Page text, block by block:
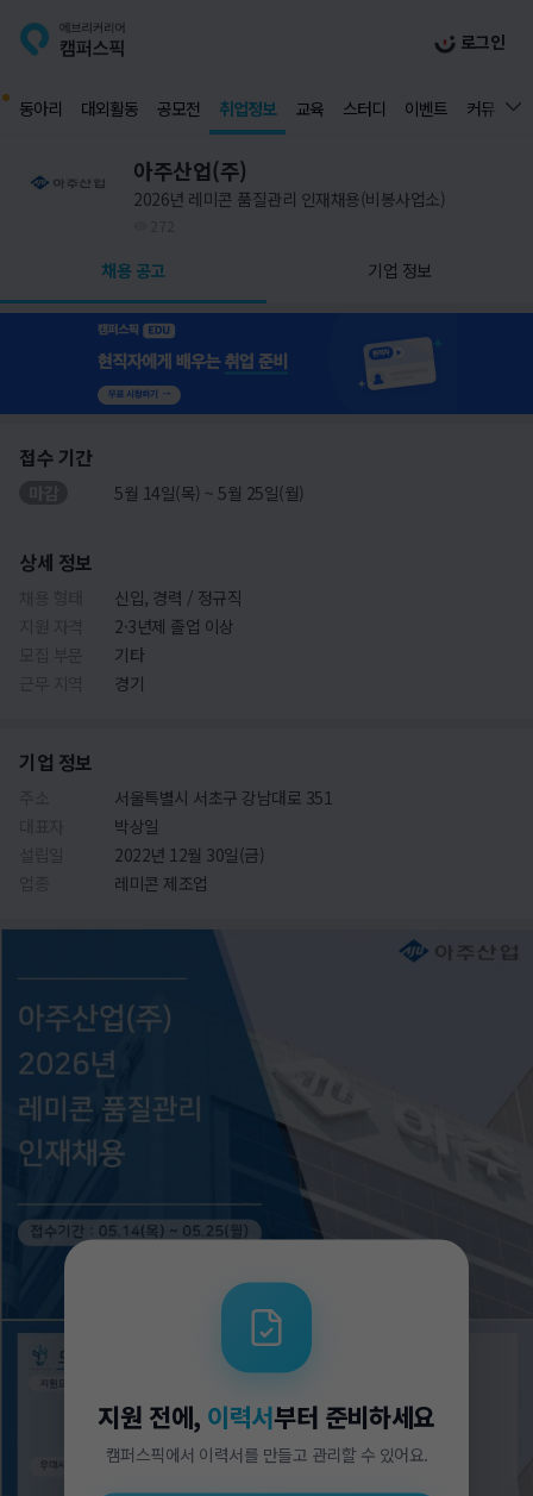
로그인
동아리 대외활동 공모전 취업정보 교육 스터디 이벤트 커뮤니티
아주산업(주)
2026년 레미콘 품질관리 인재채용(비봉사업소)
채용 공고 기업 정보
접수 기간
5월 14일(목) ~ 5월 25일(월)
상세 정보
신입, 경력 / 정규직
2·3년제 졸업 이상
기타
경기
기업 정보
서울특별시 서초구 강남대로 351
박상일
2022년 12월 30일(금)
레미콘 제조업
지원 전에, 이력서부터 준비하세요
캠퍼스픽에서 이력서를 만들고 관리할 수 있어요.